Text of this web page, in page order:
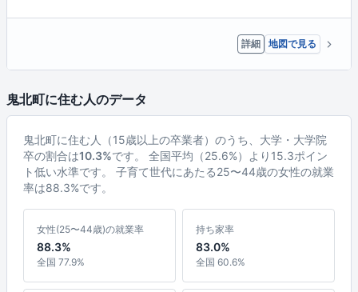
詳細 地図で見る
鬼北町に住む人のデータ
鬼北町に住む人（15歳以上の卒業者）のうち、大学・大学院
卒の割合は10.3%です。 全国平均（25.6%）より15.3ポイン
ト低い水準です。 子育て世代にあたる25〜44歳の女性の就業
率は88.3%です。
女性(25〜44歳)の就業率
88.3%
全国 77.9%
持ち家率
83.0%
全国 60.6%